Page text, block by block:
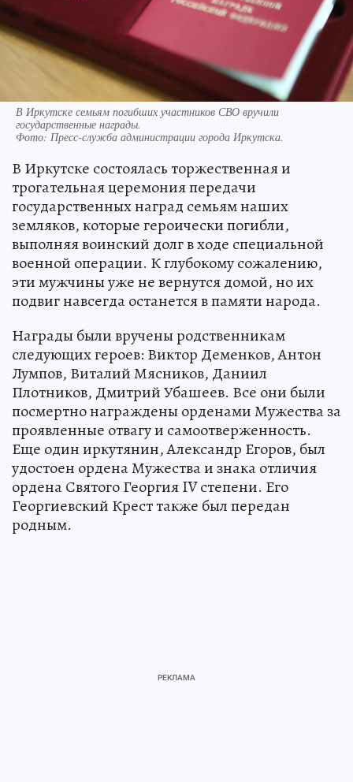
В Иркутске семьям погибших участников СВО вручили
государственные награды.
Фото: Пресс-служба администрации города Иркутска.
В Иркутске состоялась торжественная и
трогательная церемония передачи
государственных наград семьям наших
земляков, которые героически погибли,
выполняя воинский долг в ходе специальной
военной операции. К глубокому сожалению,
эти мужчины уже не вернутся домой, но их
подвиг навсегда останется в памяти народа.
Награды были вручены родственникам
следующих героев: Виктор Деменков, Антон
Лумпов, Виталий Мясников, Даниил
Плотников, Дмитрий Убашеев. Все они были
посмертно награждены орденами Мужества за
проявленные отвагу и самоотверженность.
Еще один иркутянин, Александр Егоров, был
удостоен ордена Мужества и знака отличия
ордена Святого Георгия IV степени. Его
Георгиевский Крест также был передан
родным.